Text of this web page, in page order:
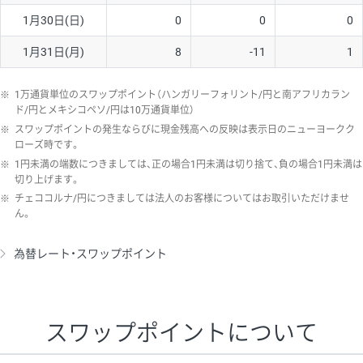
1月30日(日) 0 0 0
1月31日(月) 8 -11 1
※ 1万通貨単位のスワップポイント（ハンガリーフォリント/円と南アフリカラン
ド/円とメキシコペソ/円は10万通貨単位）
※ スワップポイントの発生ならびに現金残高への反映は表示日のニューヨークク
ローズ時です。
※ 1円未満の端数につきましては、正の場合1円未満は切り捨て、負の場合1円未満は
切り上げます。
※ チェココルナ/円につきましては法人のお客様についてはお取引いただけませ
ん。
為替レート・スワップポイント
スワップポイントについて